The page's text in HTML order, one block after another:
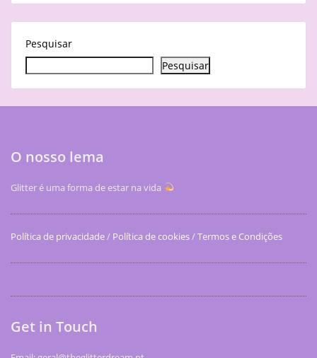
Pesquisar
Pesquisar
O nosso lema
Glitter é uma forma de estar na vida
Política de privacidade/ Política de cookies/Termos e Condições
Get in Touch